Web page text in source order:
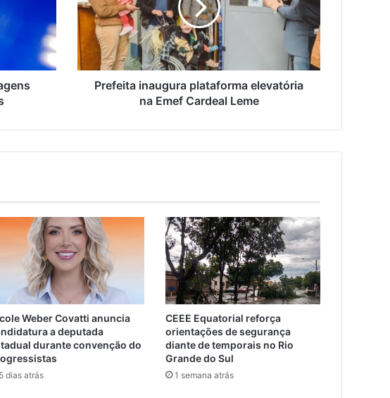
Prefeita inaugura plataforma elevatória
na Emef Cardeal Leme
Weber Covatti anuncia
a deputada
durante convenção do
5 dias atrás
CEEE Equatorial reforça
orientações de segurança
diante de temporais no Rio
Grande do Sul
1 semana atrás